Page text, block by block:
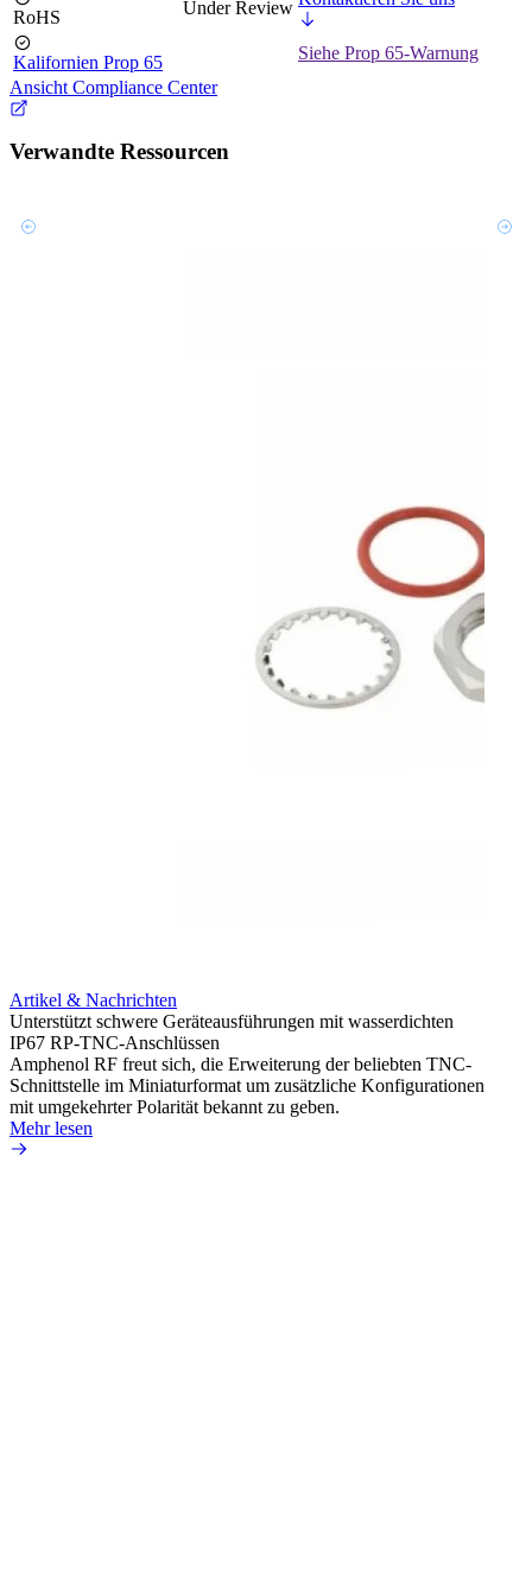
RoHS Under Review
Kalifornien Prop 65
Siehe Prop 65-Warnung
Ansicht Compliance Center
Verwandte Ressourcen
Artikel & Nachrichten
Unterstützt schwere Geräteausführungen mit wasserdichten
IP67 RP-TNC-Anschlüssen
Amphenol RF freut sich, die Erweiterung der beliebten TNC-
Schnittstelle im Miniaturformat um zusätzliche Konfigurationen
mit umgekehrter Polarität bekannt zu geben.
Mehr lesen